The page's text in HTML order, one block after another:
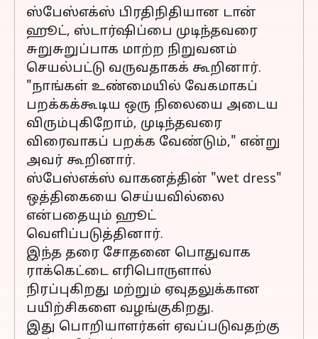
ஸ்பேஸ்எக்ஸ் பிரதிநிதியான டான்
ஹூட், ஸ்டார்ஷிப்பை முடிந்தவரை
சுறுசுறுப்பாக மாற்ற நிறுவனம்
செயல்பட்டு வருவதாகக் கூறினார்.
"நாங்கள் உண்மையில் வேகமாகப்
பறக்கக்கூடிய ஒரு நிலையை அடைய
விரும்புகிறோம், முடிந்தவரை
விரைவாகப் பறக்க வேண்டும்," என்று
அவர் கூறினார்.
ஸ்பேஸ்எக்ஸ் வாகனத்தின் "wet dress"
ஒத்திகையை செய்யவில்லை
என்பதையும் ஹூட்
வெளிப்படுத்தினார்.
இந்த தரை சோதனை பொதுவாக
ராக்கெட்டை எரிபொருளால்
நிரப்புகிறது மற்றும் ஏவுதலுக்கான
பயிற்சிகளை வழங்குகிறது.
இது பொறியாளர்கள் ஏவப்படுவதற்கு